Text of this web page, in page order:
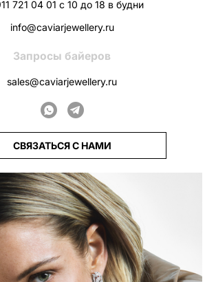
721 04 01 с 10 до 18 в будни
info@caviarjewellery.ru
Запросы байеров
sales@caviarjewellery.ru
СВЯЗАТЬСЯ С НАМИ